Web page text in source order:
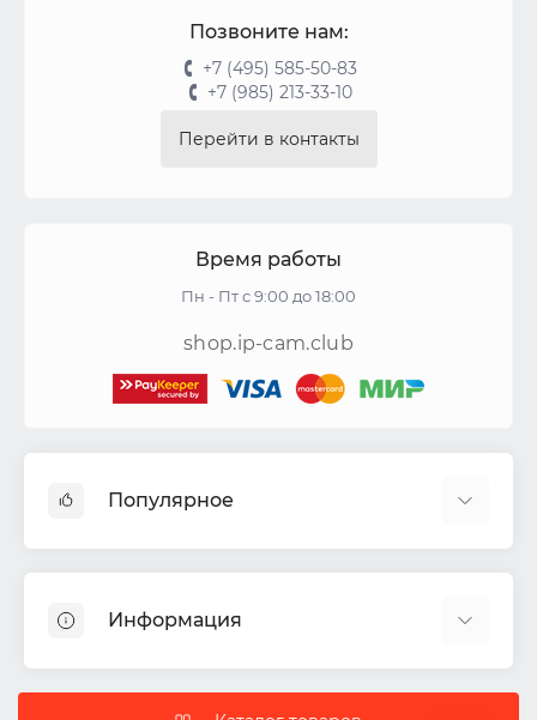
Позвоните нам:
+7 (495) 585-50-83
+7 (985) 213-33-10
Перейти в контакты
Время работы
Пн - Пт с 9:00 до 18:00
shop.ip-cam.club
Популярное
Акустические системы
СКУД
Комплекты ИБП
Информация